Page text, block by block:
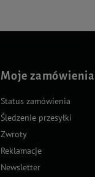
Moje zamówienia
Status zamówienia
Śledzenie przesyłki
Zwroty
Reklamacje
Newsletter